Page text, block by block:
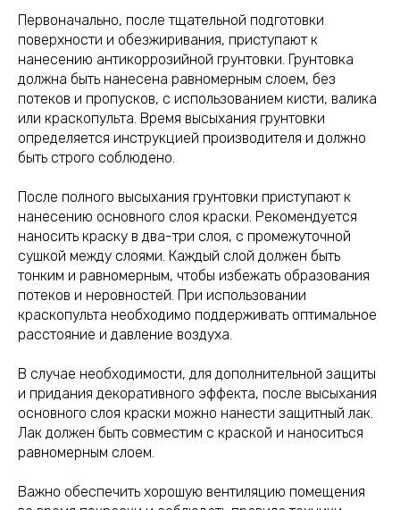
Первоначально, после тщательной подготовки
поверхности и обезжиривания, приступают к
нанесению антикоррозийной грунтовки. Грунтовка
должна быть нанесена равномерным слоем, без
потеков и пропусков, с использованием кисти, валика
или краскопульта. Время высыхания грунтовки
определяется инструкцией производителя и должно
быть строго соблюдено.
После полного высыхания грунтовки приступают к
нанесению основного слоя краски. Рекомендуется
наносить краску в два-три слоя, с промежуточной
сушкой между слоями. Каждый слой должен быть
тонким и равномерным, чтобы избежать образования
потеков и неровностей. При использовании
краскопульта необходимо поддерживать оптимальное
расстояние и давление воздуха.
В случае необходимости, для дополнительной защиты
и придания декоративного эффекта, после высыхания
основного слоя краски можно нанести защитный лак.
Лак должен быть совместим с краской и наноситься
равномерным слоем.
Важно обеспечить хорошую вентиляцию помещения